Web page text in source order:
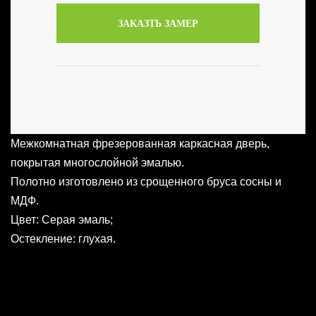
ЗАКАЗТЬ ЗАМЕР
Межкомнатная фрезерованная каркасная дверь,
покрытая многослойной эмалью.
Полотно изготовлено из срощенного бруса сосны и
МДФ.
Цвет: Серая эмаль;
Остекление: глухая.